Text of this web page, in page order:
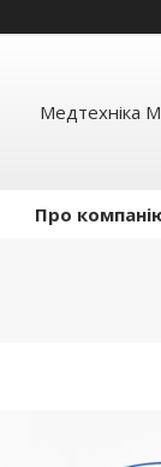
Медтехніка
Про